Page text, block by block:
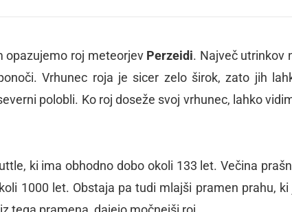
opazujemo roj meteorjev Perzeidi. Največ utrinkov
Vrhunec roja je sicer zelo širok, zato jih
polobli. Ko roj doseže svoj vrhunec, lahko
ki ima obhodno dobo okoli 133 let. Večina
1000 let. Obstaja pa tudi mlajši pramen prahu, ki